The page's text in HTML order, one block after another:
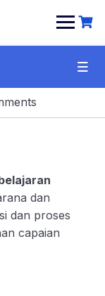
0/8
dan
dan proses
capaian